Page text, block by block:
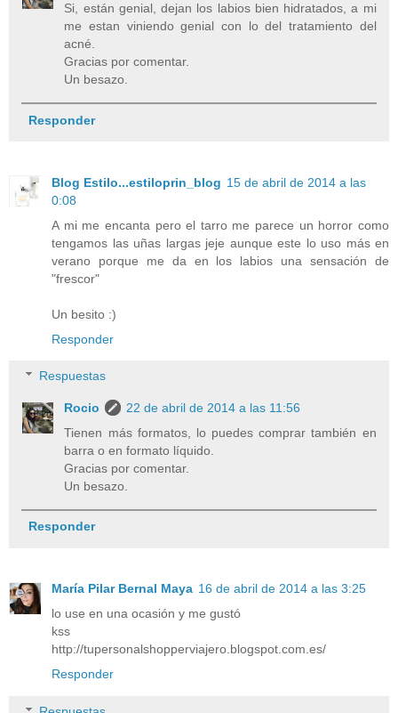
Si, están genial, dejan los labios bien hidratados, a mi
me estan viniendo genial con lo del tratamiento del
acné.
Gracias por comentar.
Un besazo.
Responder
Blog Estilo...estiloprin_blog 15 de abril de 2014 a las
0:08
A mi me encanta pero el tarro me parece un horror como
tengamos las uñas largas jeje aunque este lo uso más en
verano porque me da en los labios una sensación de
"frescor"
Un besito :)
Responder
Respuestas
Rocio
22 de abril de 2014 a las 11:56
Tienen más formatos, lo puedes comprar también en
barra o en formato líquido.
Gracias por comentar.
Un besazo.
Responder
María Pilar Bernal Maya 16 de abril de 2014 a las 3:25
lo use en una ocasión y me gustó
kss
http://tupersonalshopperviajero.blogspot.com.es/
Responder